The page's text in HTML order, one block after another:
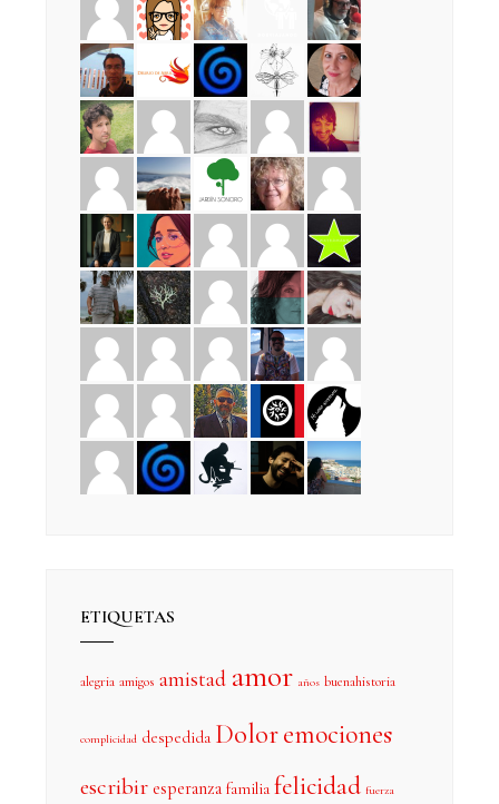
ETIQUETAS
alegria amigos amistad amor años buenahistoria
complicidad despedida Doloremociones
escribir esperanza familia felicidad fuerza